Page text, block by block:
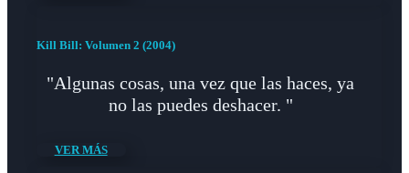
Kill Bill: Volumen 2 (2004)
"Algunas cosas, una vez que las haces, ya
no las puedes deshacer. "
VER MÁS